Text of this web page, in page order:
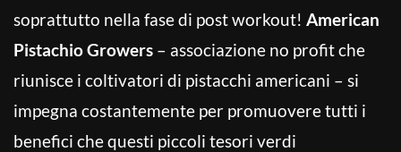
soprattutto nella fase di post workout! American
Pistachio Growers – associazione no profit che
riunisce i coltivatori di pistacchi americani – si
impegna costantemente per promuovere tutti i
benefici che questi piccoli tesori verdi